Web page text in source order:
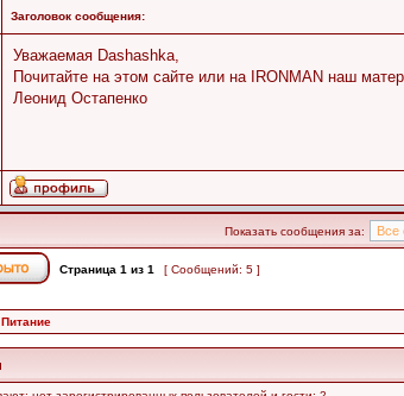
Заголовок сообщения:
Уважаемая Dashashka,
Почитайте на этом сайте или на IRONMAN наш
Леонид Остапенко
Показать сообщения за:
Страница 1 из 1 [ Сообщений: 5 ]
Питание